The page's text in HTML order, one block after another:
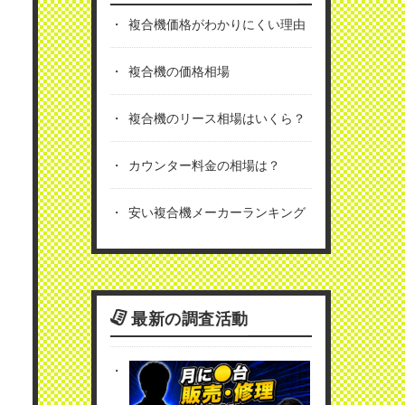
複合機価格がわかりにくい理由
複合機の価格相場
複合機のリース相場はいくら？
カウンター料金の相場は？
安い複合機メーカーランキング
最新の調査活動